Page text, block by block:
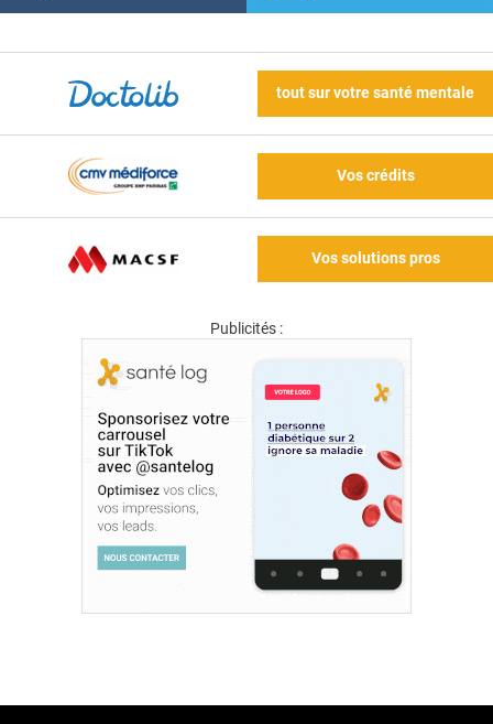
tout sur votre santé mentale
Vos crédits
Vos solutions pros
Publicités :